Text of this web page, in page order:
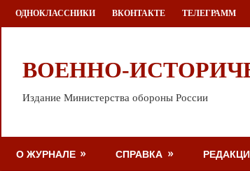
Перейти
к
ОДНОКЛАССНИКИ ВКОНТАКТЕ ТЕЛЕГРАММ
ВОЕННО-
Издание Министерства обороны России
О ЖУРНАЛЕ СПРАВКА